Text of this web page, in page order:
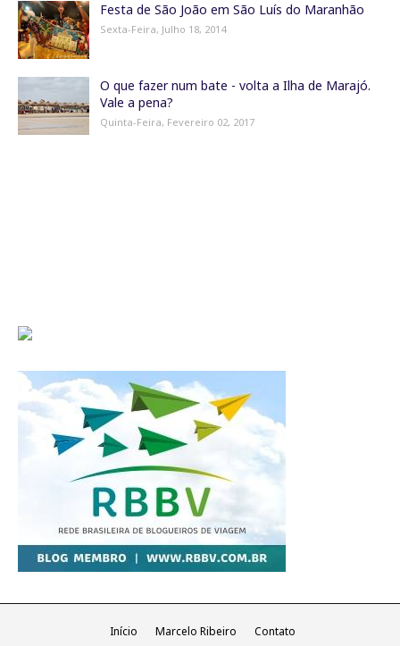
Festa de São João em São Luís do Maranhão
Sexta-Feira, Julho 18, 2014
O que fazer num bate - volta a Ilha de Marajó.
Vale a pena?
Quinta-Feira, Fevereiro 02, 2017
Início Marcelo Ribeiro Contato